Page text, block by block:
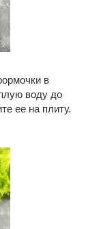
в
воду до
ее на плиту.